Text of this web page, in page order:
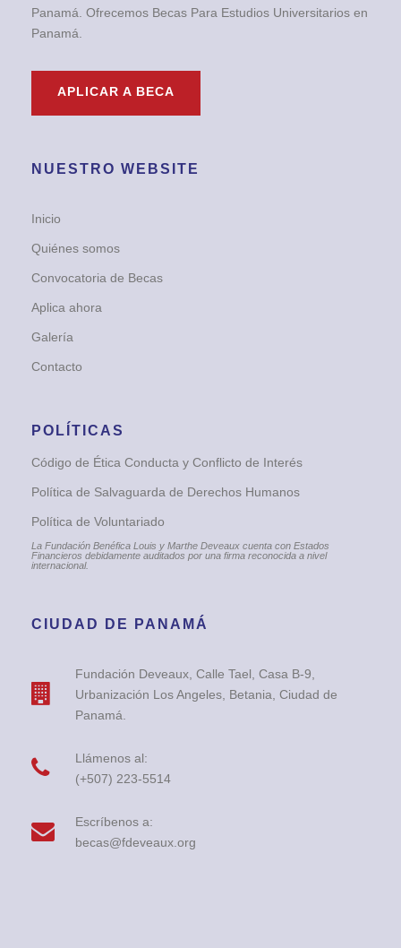
Panamá. Ofrecemos Becas Para Estudios Universitarios en
Panamá.
APLICAR A BECA
NUESTRO WEBSITE
Inicio
Quiénes somos
Convocatoria de Becas
Aplica ahora
Galería
Contacto
POLÍTICAS
Código de Ética Conducta y Conflicto de Interés
Política de Salvaguarda de Derechos Humanos
Política de Voluntariado
La Fundación Benéfica Louis y Marthe Deveaux cuenta con Estados
Financieros debidamente auditados por una firma reconocida a nivel
internacional.
CIUDAD DE PANAMÁ
Fundación Deveaux, Calle Tael, Casa B-9,
Urbanización Los Angeles, Betania, Ciudad de
Panamá.
Llámenos al:
(+507) 223-5514
Escríbenos a:
becas@fdeveaux.org